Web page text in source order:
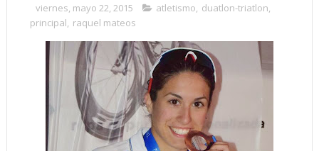
viernes, mayo 22, 2015 atletismo, duatlon-triatlon,
principal, raquel mateos